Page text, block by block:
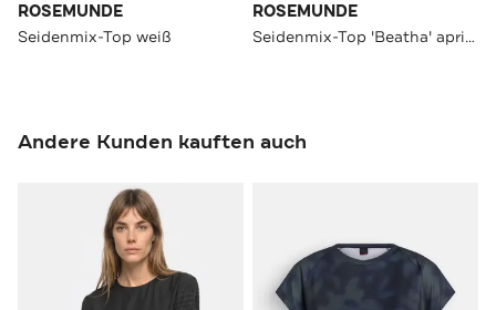
ROSEMUNDE
Seidenmix-Top weiß
ROSEMUNDE
Seidenmix-Top 'Beatha' apricot
Andere Kunden kauften auch